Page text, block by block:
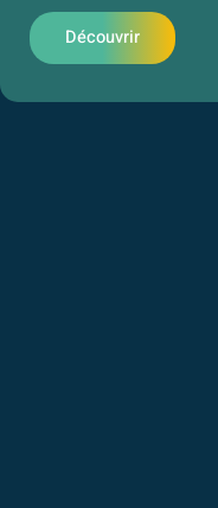
Découvrir